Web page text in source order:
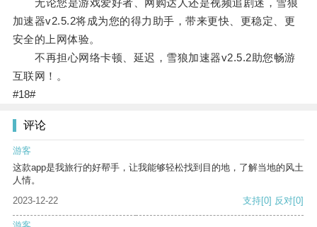
无论您是游戏爱好者、网购达人还是视频追剧迷，雪狼
加速器v2.5.2将成为您的得力助手，带来更快、更稳定、更
安全的上网体验。
不再担心网络卡顿、延迟，雪狼加速器v2.5.2助您畅游
互联网！。
#18#
评论
游客
这款app是我旅行的好帮手，让我能够轻松找到目的地，了解当地的风土
人情。
2023-12-22
支持[0] 反对[0]